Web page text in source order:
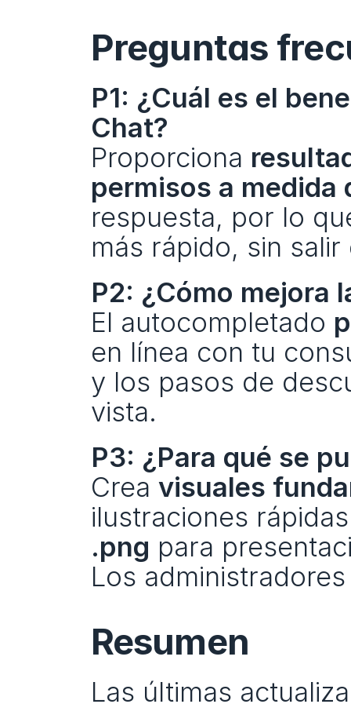
Preguntas
P1: ¿Cuál es el
Chat?
Proporciona
permisos a medida
respuesta, por lo
más rápido, sin
P2: ¿Cómo mejora
El autocompletado
en línea con tu
y los pasos de
vista.
P3: ¿Para qué se
Crea visuales
ilustraciones
.png para
Los
Resumen